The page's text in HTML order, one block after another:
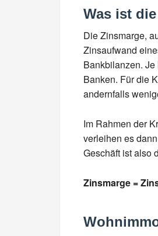
Was ist
Die Zinsmarge,
Zinsaufwand
Bankbilanzen.
Banken. Für die
andernfalls
Im Rahmen der
verleihen es
Geschäft ist also
Zinsmarge =